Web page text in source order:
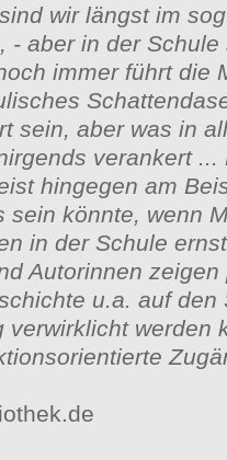
wir längst im
- aber in der
immer führt die
sein, aber was in
verankert ...
hingegen am
sein könnte, wenn
in der Schule
Autorinnen
u.a. auf den
werden